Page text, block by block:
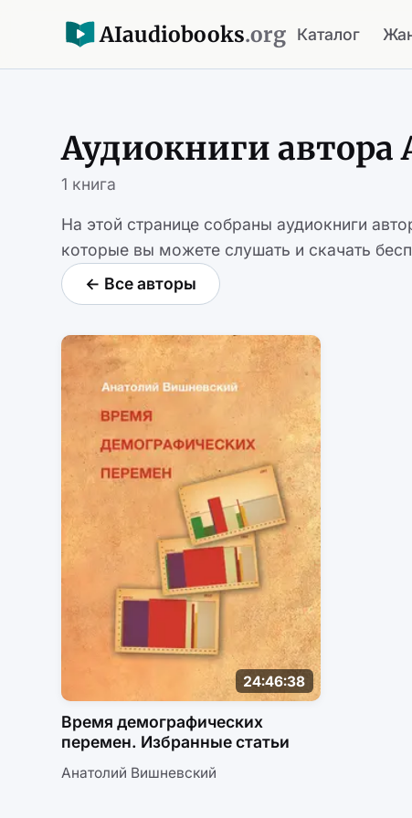
AIaudiobooks.org Каталог
Аудиокниги
1 книга
На этой странице собраны аудиокниги
которые вы можете слушать и скачать
← Все авторы
24:46:38
Время демографических
перемен. Избранные статьи
Анатолий Вишневский